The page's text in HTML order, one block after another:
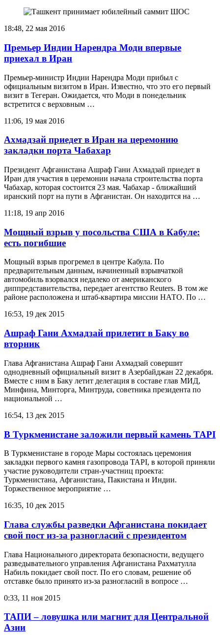
18:48, 22 мая 2016
Премьер Индии Нарендра Моди впервые
приехал в Иран
Премьер-министр Индии Нарендра Моди прибыл с
официальным визитом в Иран. Известно, что это его первый
визит в Тегеран. Ожидается, что Моди в понедельник
встретится с верховным …
11:06, 19 мая 2016
Ахмадзай приедет в Иран на церемонию
закладки порта Чабахар
Президент Афганистана Ашраф Гани Ахмадзай приедет в
Иран для участия в церемонии начала строительства порта
Чабахар, которая состоится 23 мая. Чабахар - ближайший
иранский порт на пути в Афганистан. Он находится на …
11:18, 19 апр 2016
Мощный взрыв у посольства США в Кабуле:
есть погибшие
Мощный взрыв прогремел в центре Кабула. По
предварительным данным, начиненный взрывчаткой
автомобиль взорвался недалеко от американского
диппредставительства, передает агентство Reuters. В том же
районе расположена и штаб-квартира миссии НАТО. По …
16:53, 19 дек 2015
Ашраф Гани Ахмадзай прилетит в Баку во
вторник
Глава Афганистана Ашраф Гани Ахмадзай совершит
однодневный официальный визит в Азербайджан 22 декабря.
Вместе с ним в Баку летит делегация в составе глав МИД,
Минфина, Минторга, Минтруда, советника президента по
национальной …
16:54, 13 дек 2015
В Туркменистане заложили первый камень TAPI
В Туркменистане в городе Мары состоялась церемония
закладки первого камня газопровода TAPI, в которой приняли
участие руководители стран-участниц проекта:
Туркменистана, Афганистана, Пакистана и Индии.
Торжественное мероприятие …
16:35, 10 дек 2015
Глава службы разведки Афганистана покидает
свой пост из-за разногласий с президентом
Глава Национального директората безопасности, ведущего
разведывательного управления Афганистана Рахматулла
Набиль покидает свой пост. По его словам, решение об
отставке было принято из-за разногласий в вопросе …
0:33, 11 ноя 2015
ТАПИ – ловушка или магнит для Центральной
Азии